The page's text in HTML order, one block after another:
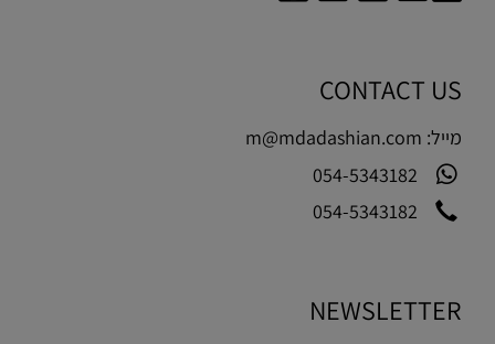
CONTACT US
מייל: m@mdadashian.com
054-5343182
054-5343182
NEWSLETTER